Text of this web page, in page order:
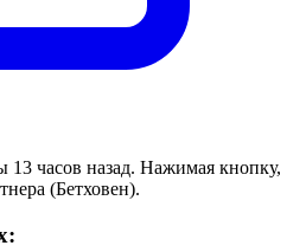
часов назад. Нажимая кнопку,
(Бетховен).